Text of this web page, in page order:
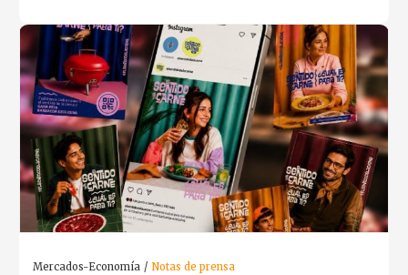
Mercados-Economía Notas de prensa